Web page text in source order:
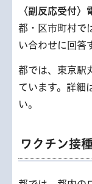
〈副反応受付
都・区市町村で
い合わせに回答
都では、東京駅
ています。詳細
い。
ワクチン接